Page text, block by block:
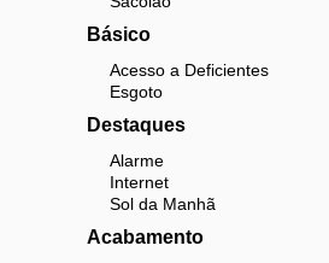
Básico
Acesso a Deficientes
Esgoto
Destaques
Alarme
Internet
Sol da Manhã
Acabamento